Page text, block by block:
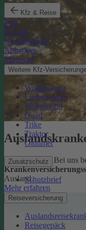
Kfz & Reise
Pkw
E-Auto
Kleinkraftrad
Anhänger
Motorrad
Weitere Kfz-
Wohnwagen
Lieferwagen
Wohnmobil
Quad
Trike
Traktor
Oldtimer
Zusatzschutz
Schutzbrief
Reiseversicherung
Reisegepäck
Sorglos reisen: Bei uns
Ausland.
Mehr erfahren